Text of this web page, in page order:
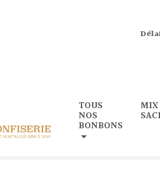
TOUS
NOS
BONBONS
MIX